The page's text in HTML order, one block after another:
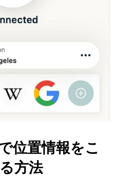
位置情報をこ
方法